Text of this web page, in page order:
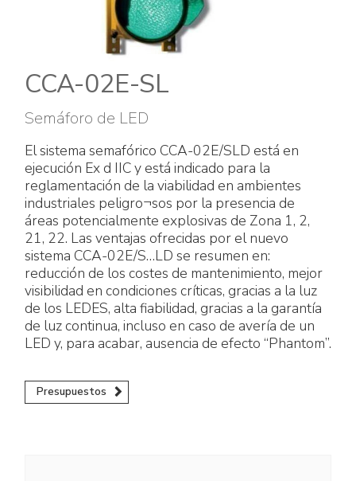
CCA-02E-SL
Semáforo de LED
El sistema semafórico CCA-02E/SLD está en
ejecución Ex d IIC y está indicado para la
reglamentación de la viabilidad en ambientes
industriales peligro¬sos por la presencia de
áreas potencialmente explosivas de Zona 1, 2,
21, 22. Las ventajas ofrecidas por el nuevo
sistema CCA-02E/S…LD se resumen en:
reducción de los costes de mantenimiento, mejor
visibilidad en condiciones críticas, gracias a la luz
de los LEDES, alta fiabilidad, gracias a la garantía
de luz continua, incluso en caso de avería de un
LED y, para acabar, ausencia de efecto “Phantom”.
Presupuestos
Accesorios eléctricos
Green energy Ex
Aspiradores
Todos los productos
Instrucciones Tecnicas
Energías renovables
Política empresarial
Trabaja con nosotros
Hazte distribuidor nuestro
Certificados de la empresa
Entrevistas y prensa
Galería y vídeos